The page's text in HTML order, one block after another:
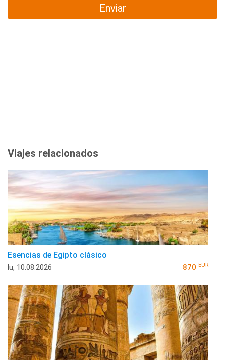
Enviar
Viajes relacionados
Esencias de Egipto clásico
lu, 10.08.2026 870 EUR